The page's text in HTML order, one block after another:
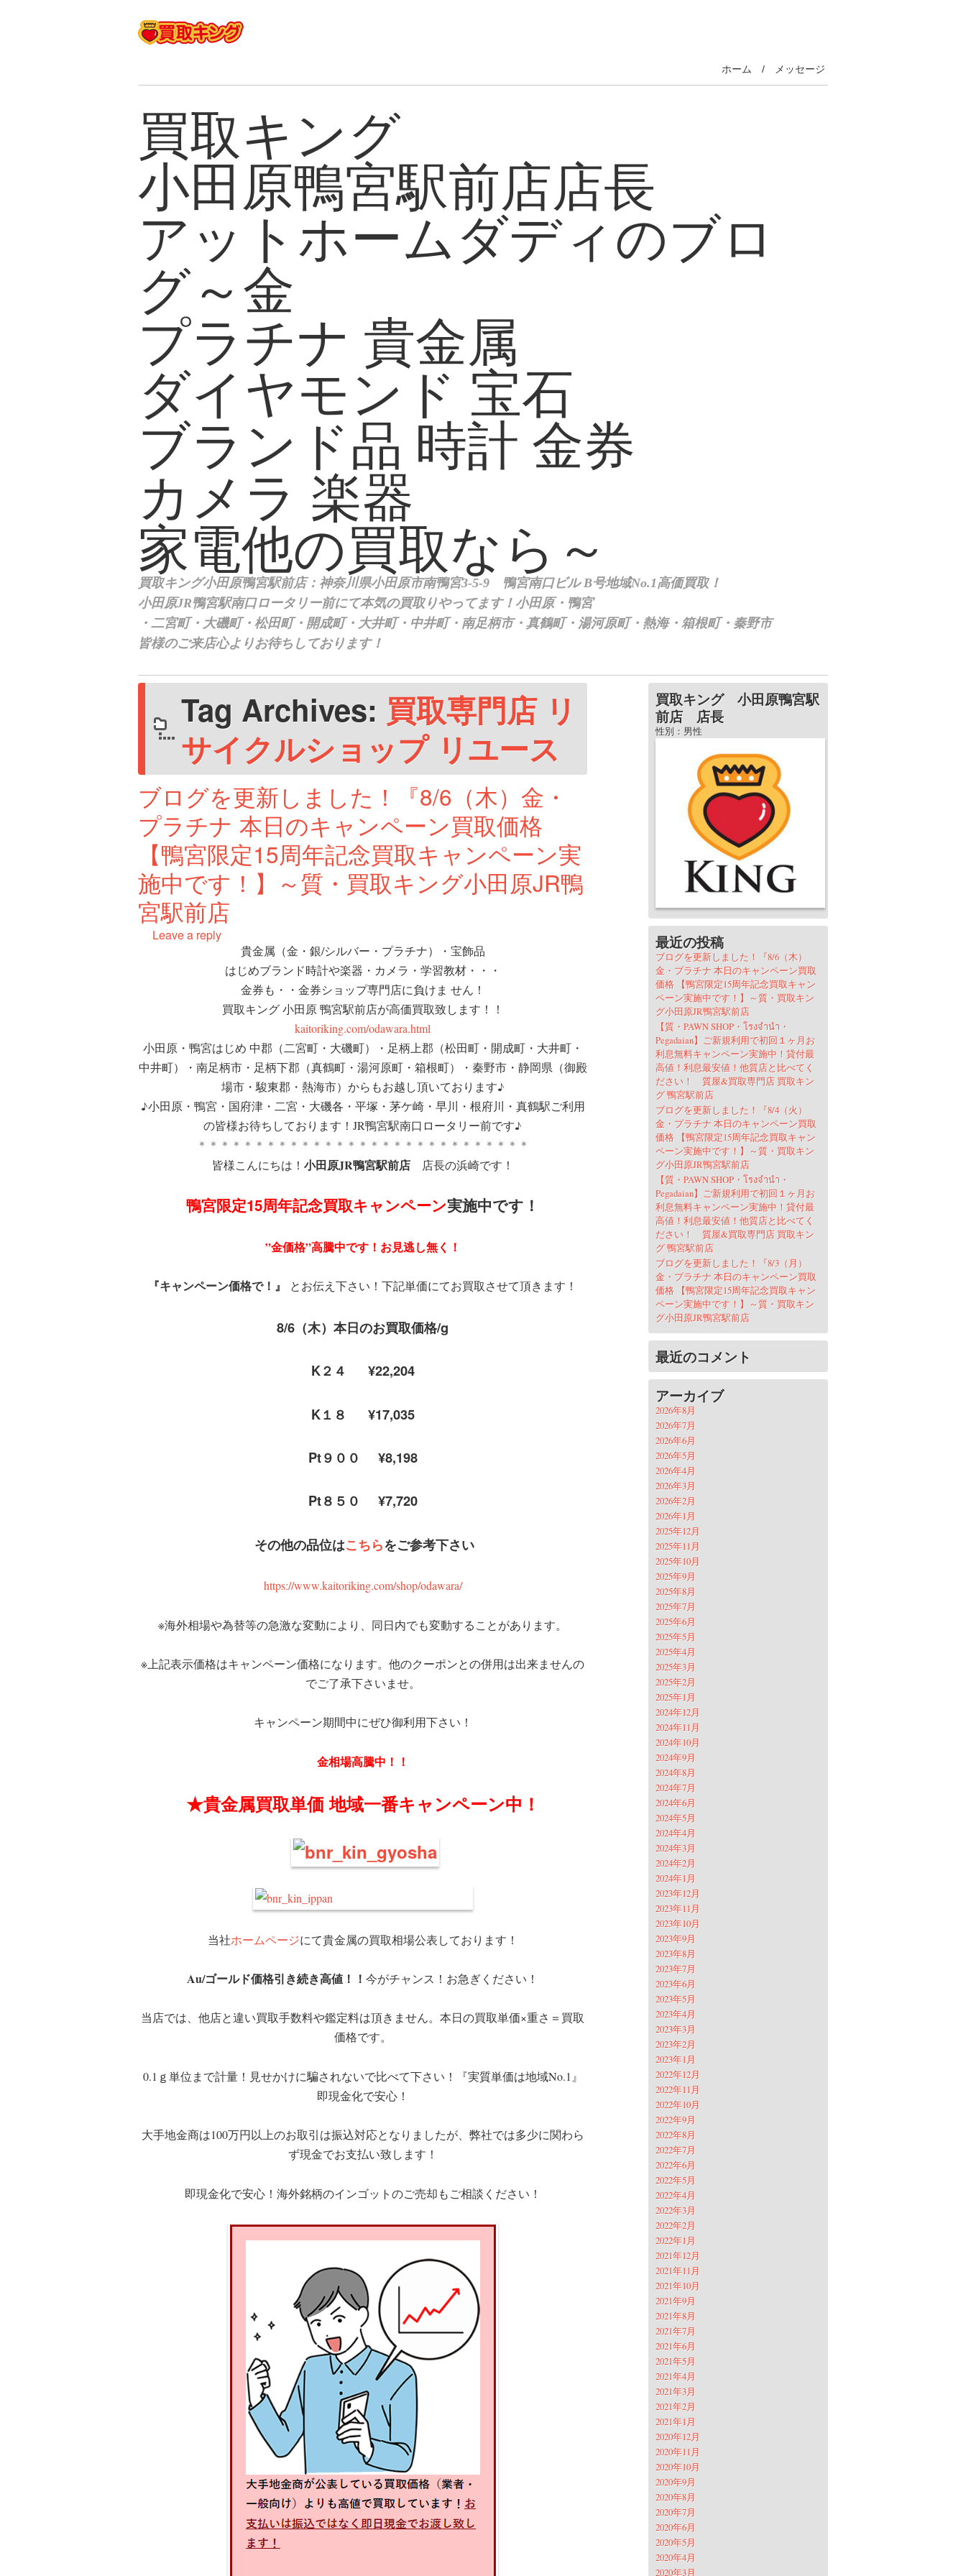
ホーム メッセージ
Tag Archives: 買取専門店 リ
サイクルショップ リユース
ブログを更新しました！『8/6（木）金・
プラチナ 本日のキャンペーン買取価格
【鴨宮限定15周年記念買取キャンペーン実
施中です！】～質・買取キング小田原JR鴨
宮駅前店
Leave a reply
貴金属（金・銀/シルバー・プラチナ）・宝飾品
はじめブランド時計や楽器・カメラ・学習教材・・・
金券も・・金券ショップ専門店に負けま せん！
買取キング 小田原 鴨宮駅前店が高価買取致します！！
kaitoriking.com/odawara.html
小田原・鴨宮はじめ 中郡（二宮町・大磯町）・足柄上郡（松田町・開成町・大井町・
中井町）・南足柄市・足柄下郡（真鶴町・湯河原町・箱根町）・秦野市・静岡県（御殿
場市・駿東郡・熱海市）からもお越し頂いております♪
♪小田原・鴨宮・国府津・二宮・大磯各・平塚・茅ケ崎・早川・根府川・真鶴駅ご利用
の皆様お待ちしております！JR鴨宮駅南口ロータリー前です♪
＊＊＊＊＊＊＊＊＊＊＊＊＊＊＊＊＊＊＊＊＊＊＊＊＊＊＊＊＊
皆様こんにちは！ 小田原JR鴨宮駅前店店長の浜崎です！
鴨宮限定15周年記念買取キャンペーン実施中です！
”金価格”高騰中です！お見逃し無く！
『キャンペーン価格で！』 とお伝え下さい！下記単価にてお買取させて頂きます！
8/6（木）本日のお買取価格/g
K２４ ¥22,204
K１８ ¥17,035
Pt９００ ¥8,198
Pt８５０ ¥7,720
その他の品位はこちらをご参考下さい
https://www.kaitoriking.com/shop/odawara/
※海外相場や為替等の急激な変動により、同日内でも変動することがあります。
※上記表示価格はキャンペーン価格になります。他のクーポンとの併用は出来ませんの
でご了承下さいませ。
キャンペーン期間中にぜひ御利用下さい！
金相場高騰中！！
★貴金属買取単価 地域一番キャンペーン中！
当社ホームページにて貴金属の買取相場公表しております！
Au/ゴールド価格引き続き高値！！ 今がチャンス！お急ぎください！
当店では、他店と違い買取手数料や鑑定料は頂きません。本日の買取単価×重さ＝買取
価格です。
0.1ｇ単位まで計量！見せかけに騙されないで比べて下さい！『実質単価は地域No.1』
即現金化で安心！
大手地金商は100万円以上のお取引は振込対応となりましたが、弊社では多少に関わら
ず現金でお支払い致します！
即現金化で安心！海外銘柄のインゴットのご売却もご相談ください！
買取キング 小田原鴨宮駅
前店 店長
性別：男性
最近の投稿
ブログを更新しました！『8/6（木）
金・プラチナ 本日のキャンペーン買取
価格 【鴨宮限定15周年記念買取キャン
ペーン実施中です！】～質・買取キン
グ小田原JR鴨宮駅前店
【質・PAWN SHOP・โรงจำนำ・
Pegadaian】ご新規利用で初回１ヶ月お
利息無料キャンペーン実施中！貸付最
高値！利息最安値！他質店と比べてく
ださい！ 質屋&買取専門店 買取キン
グ 鴨宮駅前店
ブログを更新しました！『8/4（火）
金・プラチナ 本日のキャンペーン買取
価格 【鴨宮限定15周年記念買取キャン
ペーン実施中です！】～質・買取キン
グ小田原JR鴨宮駅前店
【質・PAWN SHOP・โรงจำนำ・
Pegadaian】ご新規利用で初回１ヶ月お
利息無料キャンペーン実施中！貸付最
高値！利息最安値！他質店と比べてく
ださい！ 質屋&買取専門店 買取キン
グ 鴨宮駅前店
ブログを更新しました！『8/3（月）
金・プラチナ 本日のキャンペーン買取
価格 【鴨宮限定15周年記念買取キャン
ペーン実施中です！】～質・買取キン
グ小田原JR鴨宮駅前店
最近のコメント
アーカイブ
2026年8月
2026年7月
2026年6月
2026年5月
2026年4月
2026年3月
2026年2月
2026年1月
2025年12月
2025年11月
2025年10月
2025年9月
2025年8月
2025年7月
2025年6月
2025年5月
2025年4月
2025年3月
2025年2月
2025年1月
2024年12月
2024年11月
2024年10月
2024年9月
2024年8月
2024年7月
2024年6月
2024年5月
2024年4月
2024年3月
2024年2月
2024年1月
2023年12月
2023年11月
2023年10月
2023年9月
2023年8月
2023年7月
2023年6月
2023年5月
2023年4月
2023年3月
2023年2月
2023年1月
2022年12月
2022年11月
2022年10月
2022年9月
2022年8月
2022年7月
2022年6月
2022年5月
2022年4月
2022年3月
2022年2月
2022年1月
2021年12月
2021年11月
2021年10月
2021年9月
2021年8月
2021年7月
2021年6月
2021年5月
2021年4月
2021年3月
2021年2月
2021年1月
2020年12月
2020年11月
2020年10月
2020年9月
2020年8月
2020年7月
2020年6月
2020年5月
2020年4月
2020年3月